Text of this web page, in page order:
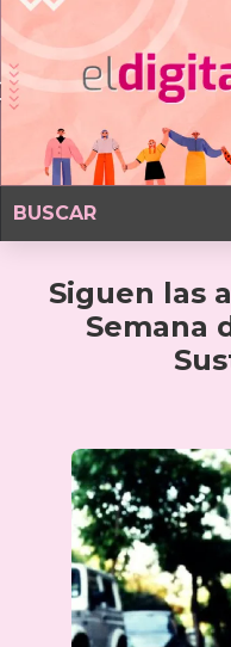
Siguen las
Semana